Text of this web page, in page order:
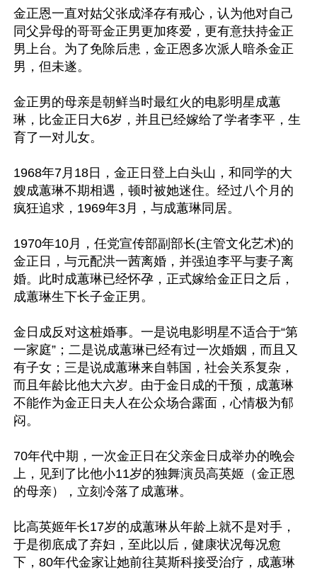
金正恩一直对姑父张成泽存有戒心，认为他对自己
同父异母的哥哥金正男更加疼爱，更有意扶持金正
男上台。为了免除后患，金正恩多次派人暗杀金正
男，但未遂。
金正男的母亲是朝鲜当时最红火的电影明星成蕙
琳，比金正日大6岁，并且已经嫁给了学者李平，生
育了一对儿女。
1968年7月18日，金正日登上白头山，和同学的大
嫂成蕙琳不期相遇，顿时被她迷住。经过八个月的
疯狂追求，1969年3月，与成蕙琳同居。
1970年10月，任党宣传部副部长(主管文化艺术)的
金正日，与元配洪一茜离婚，并强迫李平与妻子离
婚。此时成蕙琳已经怀孕，正式嫁给金正日之后，
成蕙琳生下长子金正男。
金日成反对这桩婚事。一是说电影明星不适合于“第
一家庭”；二是说成蕙琳已经有过一次婚姻，而且又
有子女；三是说成蕙琳来自韩国，社会关系复杂，
而且年龄比他大六岁。由于金日成的干预，成蕙琳
不能作为金正日夫人在公众场合露面，心情极为郁
闷。
70年代中期，一次金正日在父亲金日成举办的晚会
上，见到了比他小11岁的独舞演员高英姬（金正恩
的母亲），立刻冷落了成蕙琳。
比高英姬年长17岁的成蕙琳从年龄上就不是对手，
于是彻底成了弃妇，至此以后，健康状况每况愈
下，80年代金家让她前往莫斯科接受治疗，成蕙琳